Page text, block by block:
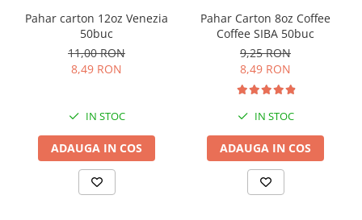
Pahar carton 12oz Venezia
50buc
11,00 RON
8,49 RON
IN STOC
ADAUGA IN COS
Pahar Carton 8oz Coffee
Coffee SIBA 50buc
9,25 RON
8,49 RON
IN STOC
ADAUGA IN COS